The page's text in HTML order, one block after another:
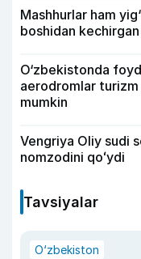
Mashhurlar ham
boshidan
O‘zbekistonda
aerodromlar
mumkin
Vengriya Oliy sudi
nomzodini qoʻydi
Tavsiyalar
O‘zbekiston